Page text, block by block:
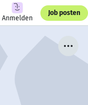
Anmelden
Job posten